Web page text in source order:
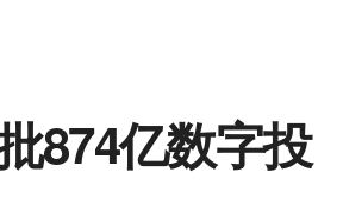
874亿数字投